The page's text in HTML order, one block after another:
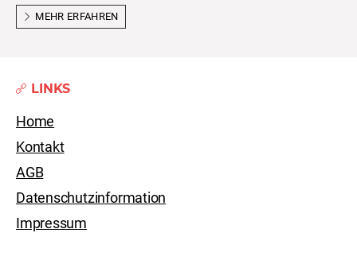
MEHR ERFAHREN
LINKS
Home
Kontakt
AGB
Datenschutzinformation
Impressum